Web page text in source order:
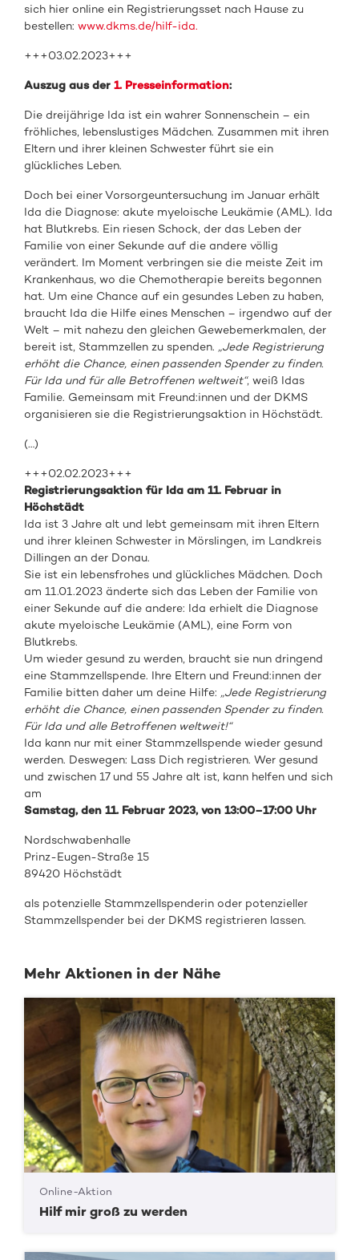
sich hier online ein Registrierungsset nach Hause zu
bestellen:www.dkms.de/hilf-ida.
+++03.02.2023+++
Auszug aus der1. Presseinformation:
Die dreijährige Ida ist ein wahrer Sonnenschein – ein
fröhliches, lebenslustiges Mädchen. Zusammen mit ihren
Eltern und ihrer kleinen Schwester führt sie ein
glückliches Leben.
Doch bei einer Vorsorgeuntersuchung im Januar erhält
Ida die Diagnose: akute myeloische Leukämie (AML). Ida
hat Blutkrebs. Ein riesen Schock, der das Leben der
Familie von einer Sekunde auf die andere völlig
verändert. Im Moment verbringen sie die meiste Zeit im
Krankenhaus, wo die Chemotherapie bereits begonnen
hat. Um eine Chance auf ein gesundes Leben zu haben,
braucht Ida die Hilfe eines Menschen – irgendwo auf der
Welt – mit nahezu den gleichen Gewebemerkmalen, der
bereit ist, Stammzellen zu spenden. „Jede Registrierung
erhöht die Chance, einen passenden Spender zu finden.
Für Ida und für alle Betroffenen weltweit“, weiß Idas
Familie. Gemeinsam mit Freund:innen und der DKMS
organisieren sie die Registrierungsaktion in Höchstädt.
(…)
+++02.02.2023+++
Registrierungsaktion für Ida am 11. Februar in
Höchstädt
Ida ist 3 Jahre alt und lebt gemeinsam mit ihren Eltern
und ihrer kleinen Schwester in Mörslingen, im Landkreis
Dillingen an der Donau.
Sie ist ein lebensfrohes und glückliches Mädchen. Doch
am 11.01.2023 änderte sich das Leben der Familie von
einer Sekunde auf die andere: Ida erhielt die Diagnose
akute myeloische Leukämie (AML), eine Form von
Blutkrebs.
Um wieder gesund zu werden, braucht sie nun dringend
eine Stammzellspende. Ihre Eltern und Freund:innen der
Familie bitten daher um deine Hilfe: „Jede Registrierung
erhöht die Chance, einen passenden Spender zu finden.
Für Ida und alle Betroffenen weltweit!“
Ida kann nur mit einer Stammzellspende wieder gesund
werden. Deswegen: Lass Dich registrieren. Wer gesund
und zwischen 17 und 55 Jahre alt ist, kann helfen und sich
am
Samstag, den 11. Februar 2023, von 13:00–17:00 Uhr
Nordschwabenhalle
Prinz-Eugen-Straße 15
89420 Höchstädt
als potenzielle Stammzellspenderin oder potenzieller
Stammzellspender bei der DKMS registrieren lassen.
Mehr Aktionen in der Nähe
Online-Aktion
Hilf mir groß zu werden